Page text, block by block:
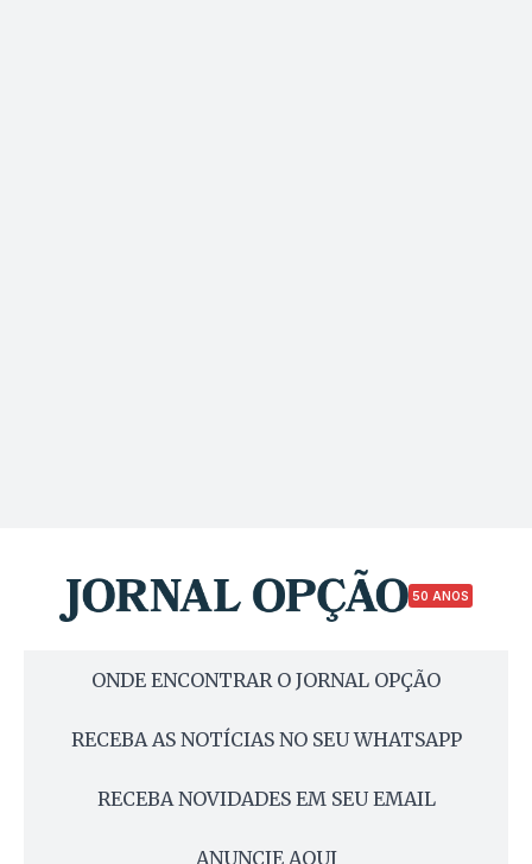
50 ANOS
ONDE ENCONTRAR O JORNAL OPÇÃO
RECEBA AS NOTÍCIAS NO SEU WHATSAPP
RECEBA NOVIDADES EM SEU EMAIL
ANUNCIE AQUI